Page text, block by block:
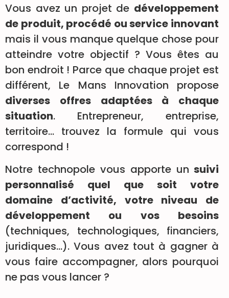
Vous avez un projet de développement
de produit, procédé ou service innovant
mais il vous manque quelque chose pour
atteindre votre objectif ? Vous êtes au
bon endroit ! Parce que chaque projet est
différent, Le Mans Innovation propose
diverses offres adaptées à chaque
situation. Entrepreneur, entreprise,
territoire… trouvez la formule qui vous
correspond !
Notre technopole vous apporte un suivi
personnalisé quel que soit votre
domaine d’activité, votre niveau de
développement ou vos besoins
(techniques, technologiques, financiers,
juridiques…). Vous avez tout à gagner à
vous faire accompagner, alors pourquoi
ne pas vous lancer ?